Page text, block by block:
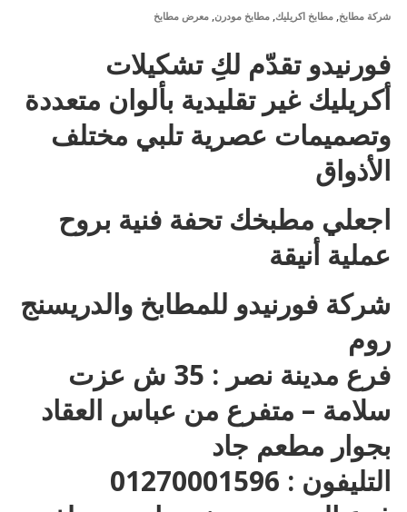
شركة مطابخ, مطابخ اكريليك, مطابخ مودرن, معرض مطابخ
فورنيدو تقدّم لكِ تشكيلات
أكريليك غير تقليدية بألوان متعددة
وتصميمات عصرية تلبي مختلف
الأذواق
اجعلي مطبخك تحفة فنية بروح
عملية أنيقة
شركة فورنيدو للمطابخ والدريسنج
روم
فرع مدينة نصر : 35 ش عزت
سلامة – متفرع من عباس العقاد
بجوار مطعم جاد
التليفون : 01270001596